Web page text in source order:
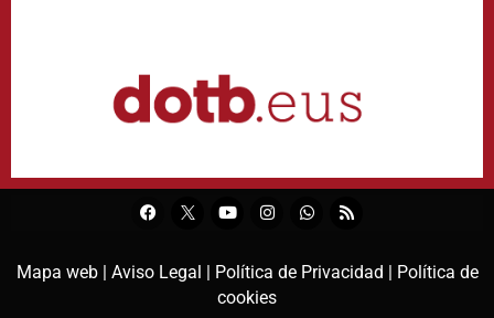
Mapa web | Aviso Legal | Política de Privacidad | Política de
cookies